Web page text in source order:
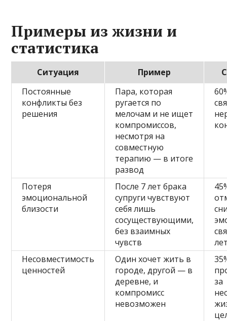
Примеры из жизни и
статистика
Ситуация Пример
Постоянные
конфликты без
решения
Пара, которая
ругается по
мелочам и не ищет
компромиссов,
несмотря на
совместную
терапию — в итоге
развод
Потеря
эмоциональной
близости
После 7 лет брака
супруги чувствуют
себя лишь
сосуществующими,
без взаимных
чувств
Несовместимость
ценностей
Один хочет жить в
городе, другой — в
деревне, и
компромисс
невозможен
за